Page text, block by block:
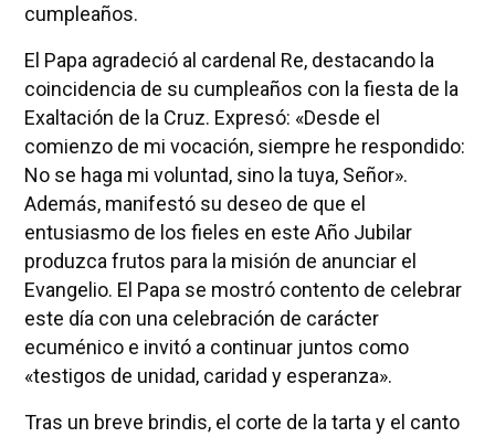
cumpleaños.
El Papa agradeció al cardenal Re, destacando la
coincidencia de su cumpleaños con la fiesta de la
Exaltación de la Cruz. Expresó: «Desde el
comienzo de mi vocación, siempre he respondido:
No se haga mi voluntad, sino la tuya, Señor».
Además, manifestó su deseo de que el
entusiasmo de los fieles en este Año Jubilar
produzca frutos para la misión de anunciar el
Evangelio. El Papa se mostró contento de celebrar
este día con una celebración de carácter
ecuménico e invitó a continuar juntos como
«testigos de unidad, caridad y esperanza».
Tras un breve brindis, el corte de la tarta y el canto